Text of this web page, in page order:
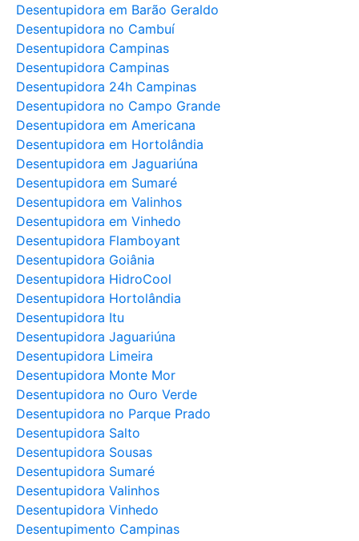
Desentupidora em Barão Geraldo
Desentupidora no Cambuí
Desentupidora Campinas
Desentupidora Campinas
Desentupidora 24h Campinas
Desentupidora no Campo Grande
Desentupidora em Americana
Desentupidora em Hortolândia
Desentupidora em Jaguariúna
Desentupidora em Sumaré
Desentupidora em Valinhos
Desentupidora em Vinhedo
Desentupidora Flamboyant
Desentupidora Goiânia
Desentupidora HidroCool
Desentupidora Hortolândia
Desentupidora Itu
Desentupidora Jaguariúna
Desentupidora Limeira
Desentupidora Monte Mor
Desentupidora no Ouro Verde
Desentupidora no Parque Prado
Desentupidora Salto
Desentupidora Sousas
Desentupidora Sumaré
Desentupidora Valinhos
Desentupidora Vinhedo
Desentupimento Campinas